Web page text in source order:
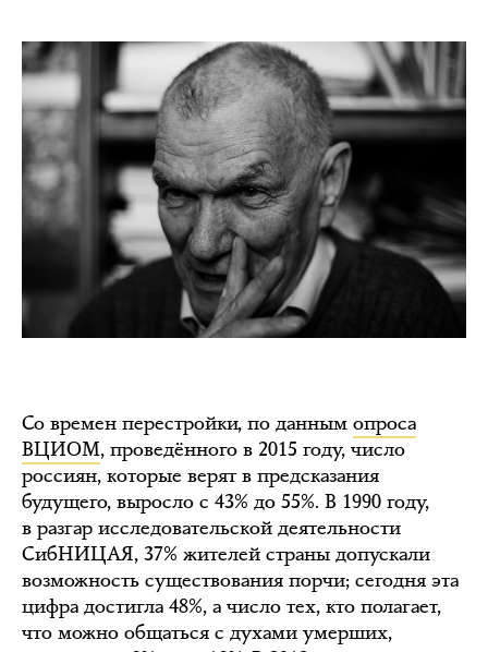
Со времен перестройки, по данным опроса
ВЦИОМ, проведённого в 2015 году, число
россиян, которые верят в предсказания
будущего, выросло с 43% до 55%. В 1990 году,
в разгар исследовательской деятельности
СибНИЦАЯ, 37% жителей страны допускали
возможность существования порчи; сегодня эта
цифра достигла 48%, а число тех, кто полагает,
что можно общаться с духами умерших,